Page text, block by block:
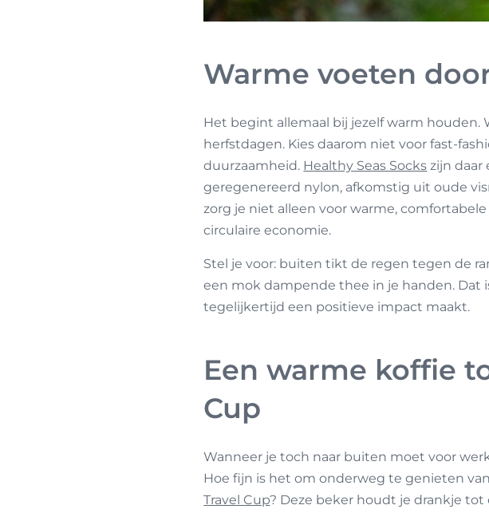
Warme voeten
Het begint allemaal bij jezelf warm
herfstdagen. Kies daarom niet voor fast-
duurzaamheid. Healthy Seas Socks zijn daar
geregenereerd nylon, afkomstig uit oude
zorg je niet alleen voor warme,
circulaire economie.
Stel je voor: buiten tikt de regen tegen de
een mok dampende thee in je handen. Dat
tegelijkertijd een positieve impact maakt.
Een warme koffie
Cup
Wanneer je toch naar buiten moet voor
Hoe fijn is het om onderweg te genieten
Travel Cup? Deze beker houdt je drankje